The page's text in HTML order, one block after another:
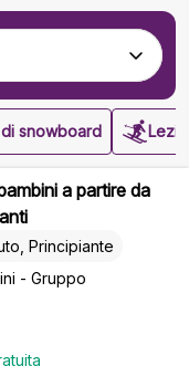
snowboard
a partire da
- Gruppo
Principiante